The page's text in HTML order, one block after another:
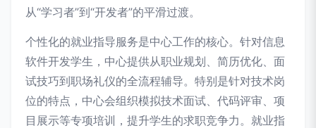
从“学习者”到“开发者”的平滑过渡。
个性化的就业指导服务是中心工作的核心。针对信息
软件开发学生，中心提供从职业规划、简历优化、面
试技巧到职场礼仪的全流程辅导。特别是针对技术岗
位的特点，中心会组织模拟技术面试、代码评审、项
目展示等专项培训，提升学生的求职竞争力。就业指